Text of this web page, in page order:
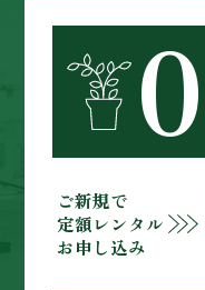
0
ご新規で
定額レンタル
お申し込み